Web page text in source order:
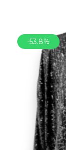
-53.8%